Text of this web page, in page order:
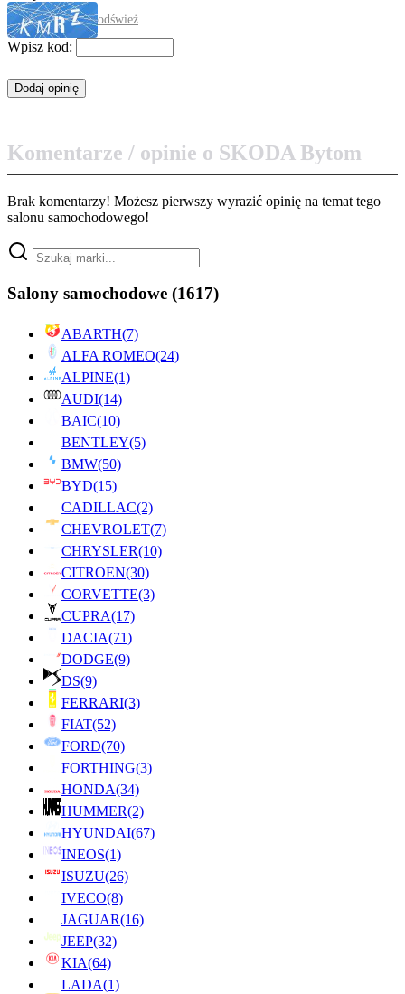
odśwież
Wpisz kod:
Komentarze / opinie o SKODA Bytom
Brak komentarzy! Możesz pierwszy wyrazić opinię na temat tego
salonu samochodowego!
Salony samochodowe (1617)
ABARTH(7)
ALFA ROMEO(24)
ALPINE(1)
AUDI(14)
BAIC(10)
BENTLEY(5)
BMW(50)
BYD(15)
CADILLAC(2)
CHEVROLET(7)
CHRYSLER(10)
CITROEN(30)
CORVETTE(3)
CUPRA(17)
DACIA(71)
DODGE(9)
DS(9)
FERRARI(3)
FIAT(52)
FORD(70)
FORTHING(3)
HONDA(34)
HUMMER(2)
HYUNDAI(67)
INEOS(1)
ISUZU(26)
IVECO(8)
JAGUAR(16)
JEEP(32)
KIA(64)
LADA(1)